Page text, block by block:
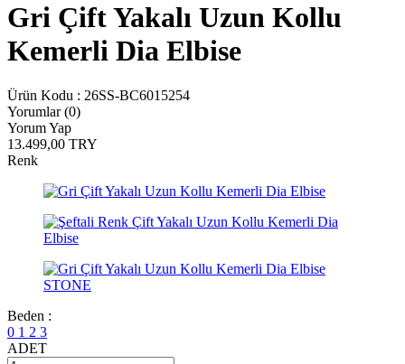
Gri Çift Yakalı Uzun Kollu
Kemerli Dia Elbise
Ürün Kodu : 26SS-BC6015254
Yorumlar (0)
Yorum Yap
13.499,00 TRY
Renk
Beden :
0 1 2 3
ADET